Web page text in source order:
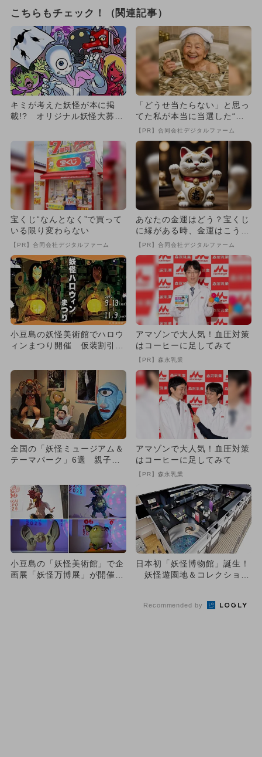
こちらもチェック！（関連記事）
キミが考えた妖怪が本に掲
載!? オリジナル妖怪大募
「どうせ当たらない」と思っ
てた私が本当に当選した“買
い方”がこれ
【PR】合同会社デジタルファーム
宝くじ“なんとなく”で買って
いる限り変わらない
【PR】合同会社デジタルファーム
あなたの金運はどう？宝くじ
に縁がある時、金運はこう変
わる
【PR】合同会社デジタルファーム
小豆島の妖怪美術館でハロウ
ィンまつり開催 仮装割引や
アマゾンで大人気！血圧対策
はコーヒーに足してみて
【PR】森永乳業
全国の「妖怪ミュージアム＆
テーマパーク」6選 親子向
アマゾンで大人気！血圧対策
はコーヒーに足してみて
【PR】森永乳業
小豆島の「妖怪美術館」で企
画展「妖怪万博展」が開催
日本初「妖怪博物館」誕生！
妖怪遊園地＆コレクション
Recommended by